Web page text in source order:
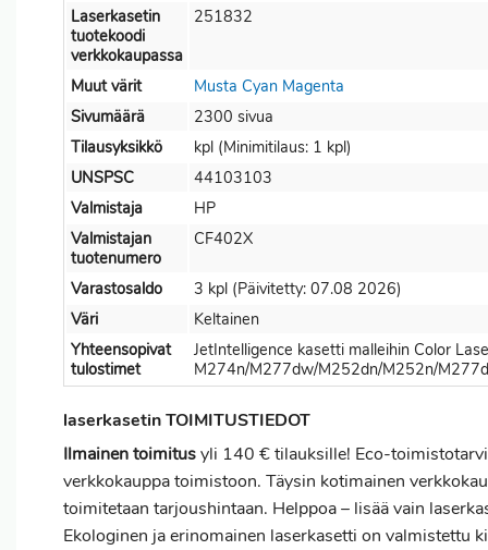
Laserkasetin
tuotekoodi
verkkokaupassa
251832
Muut värit Musta Cyan Magenta
Sivumäärä
2300 sivua
Tilausyksikkö
kpl (Minimitilaus: 1 kpl)
UNSPSC
44103103
Valmistaja
HP
Valmistajan
tuotenumero
CF402X
Varastosaldo
3 kpl (Päivitetty: 07.08 2026)
Väri
Keltainen
Yhteensopivat
tulostimet
JetIntelligence kasetti malleihin Color
M274n/M277dw/M252dn/M252n/
laserkasetin TOIMITUSTIEDOT
Ilmainen toimitusyli 140 € tilauksille! Eco-
verkkokauppa toimistoon. Täysin kotimainen
toimitetaan tarjoushintaan. Helppoa – lisää vain
Ekologinen ja erinomainen laserkasetti on valmistettu